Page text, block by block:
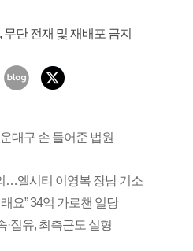
단 전재 및 재배포 금지
대구 손 들어준 법원
…엘시티 이영복 장남 기소
요” 34억 가로챈 일당
집유, 최측근도 실형